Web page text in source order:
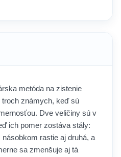
metóda na zistenie
troch známych, keď sú
Dve veličiny sú v
ich pomer zostáva stály:
rastie aj druhá, a
sa zmenšuje aj tá